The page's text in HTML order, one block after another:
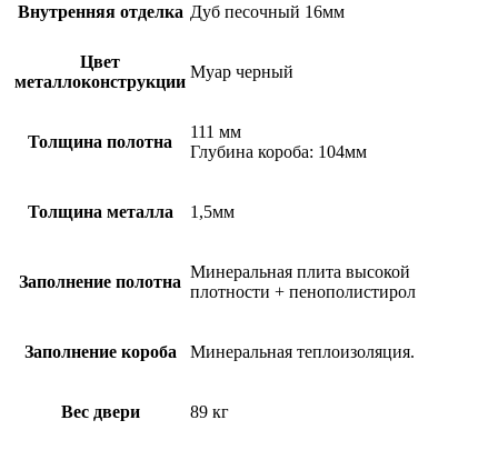
Внутренняя отделка Дуб песочный 16мм
Цвет
металлоконструкции
Муар черный
Толщина полотна
111 мм
Глубина короба: 104мм
Толщина металла 1,5мм
Заполнение полотна
Минеральная плита высокой
плотности + пенополистирол
Заполнение короба Минеральная теплоизоляция.
Вес двери 89 кг